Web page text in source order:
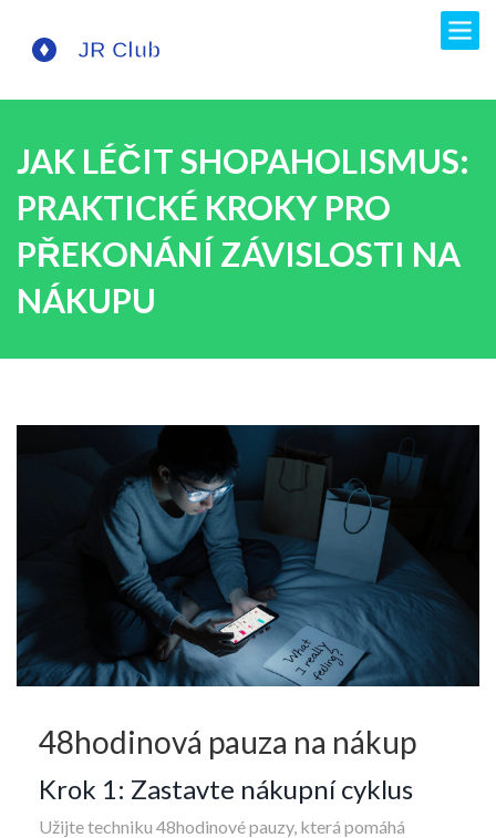
JAK LÉČIT SHOPAHOLISMUS:
PRAKTICKÉ KROKY PRO
PŘEKONÁNÍ ZÁVISLOSTI NA
NÁKUPU
48hodinová pauza na nákup
Krok 1: Zastavte nákupní cyklus
Užijte techniku 48hodinové pauzy, která pomáhá